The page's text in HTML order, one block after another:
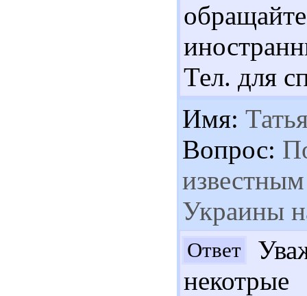
Тел. для
Имя:
Вопрос:
Украины
Ответ